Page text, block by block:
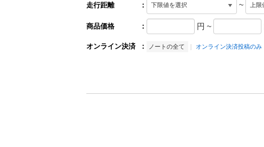
走行距離 ： ~
商品価格 ： 円 ~
オンライン決済 ： ノートの全て オンライン決済投稿のみ